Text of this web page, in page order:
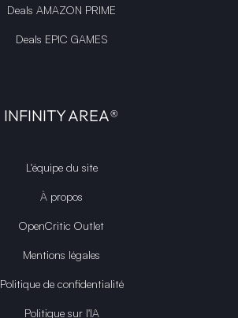
Deals AMAZON PRIME
Deals EPIC GAMES
INFINITY AREA®
L'équipe du site
À propos
OpenCritic Outlet
Mentions légales
Politique de confidentialité
Politique sur l'IA